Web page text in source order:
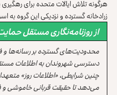
هرگونه تلاش ایالات متحده برای
زرادخانه گسترده و نزدیکی این گروه به
از روزنامه‌نگاری مستقل
محدودیت‌های گسترده بر رسانه‌ها
دسترسی شهروندان به اطلاعات
چنین شرایطی، «اطلاعات روز»
می‌دهد تا حقیقت قربانی خاموشی